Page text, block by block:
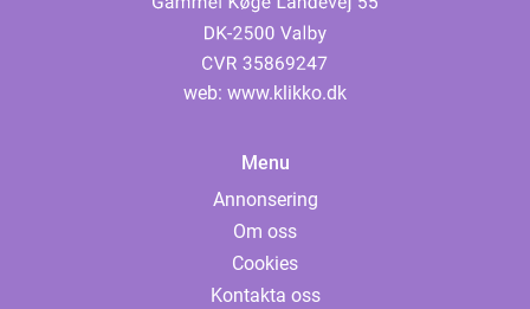
web: www.klikko.dk
Menu
Annonsering
Om oss
Cookies
Kontakta oss